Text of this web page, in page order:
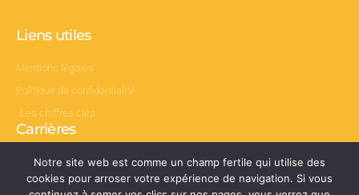
Liens utiles
Mentions légales
Politique de confidentialité
Les chiffres clés
Carrières
Nos offres d’emploi
Notre site web est comme un champ fertile qui utilise des
cookies pour arroser votre expérience de navigation. Si vous